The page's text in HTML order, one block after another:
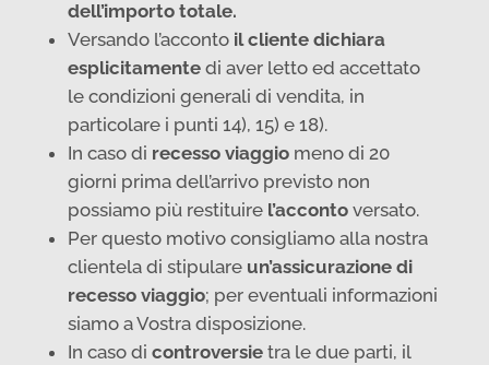
dell’importo totale.
Versando l’accontoil cliente dichiara
esplicitamentedi aver letto ed accettato
le condizioni generali di vendita, in
particolare i punti 14), 15) e 18).
In caso di recesso viaggiomeno di 20
giorni prima dell’arrivo previsto non
possiamo più restituire l’accontoversato.
Per questo motivo consigliamo alla nostra
clientela di stipulare un’assicurazione di
recesso viaggio; per eventuali informazioni
siamo a Vostra disposizione.
In caso di controversietra le due parti, il